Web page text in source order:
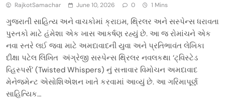
RajkotSamachar June 10, 2026 0 1 Mins
ગુજરાતી સાહિત્ય અને વાચકોમાં ક્રાઇમ, થ્રિલર અને સસ્પેન્સ ધરાવતા
પુસ્તકો માટે હંમેશા એક ખાસ આકર્ષણ રહ્યું છે. આ જ રોમાંચને એક
નવા સ્તરે લઈ જવા માટે અમદાવાદની યુવા અને પ્રતિભાવંત લેખિકા
દીક્ષા પટેલ લિખિત અંગ્રેજી સસ્પેન્સ થ્રિલર નવલકથા ‘ટ્વિસ્ટેડ
વ્હિસ્પર્સ’ (Twisted Whispers) નું સત્તાવાર વિમોચન અમદાવાદ
મેનેજમેન્ટ એસોશિએશન ખાતે કરવામાં આવ્યું છે. આ ગરિમાપૂર્ણ
સાહિત્યિક…